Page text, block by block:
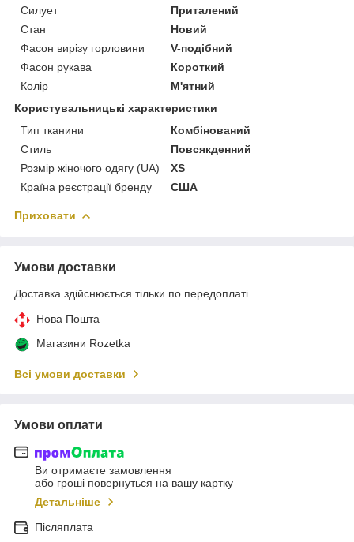
Силует
Приталений
Стан
Новий
Фасон вирізу горловини
V-подібний
Фасон рукава
Короткий
Колір
М'ятний
Користувальницькі характеристики
Тип тканини
Комбінований
Стиль
Повсякденний
Розмір жіночого одягу (UA)
XS
Країна реєстрації бренду
США
Приховати
Умови доставки
Доставка здійснюється тільки по передоплаті.
Нова Пошта
Магазини Rozetka
Всі умови доставки
Умови оплати
Ви отримаєте замовлення
або гроші повернуться на вашу картку
Детальніше
Післяплата